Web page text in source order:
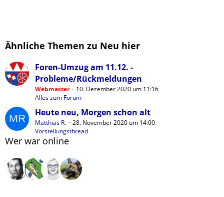
Ähnliche Themen zu Neu hier
Foren-Umzug am 11.12. -
Probleme/Rückmeldungen
Webmaster
10. Dezember 2020 um 11:16
Alles zum Forum
Heute neu, Morgen schon alt
Matthias R.
28. November 2020 um 14:00
Vorstellungsthread
Wer war online